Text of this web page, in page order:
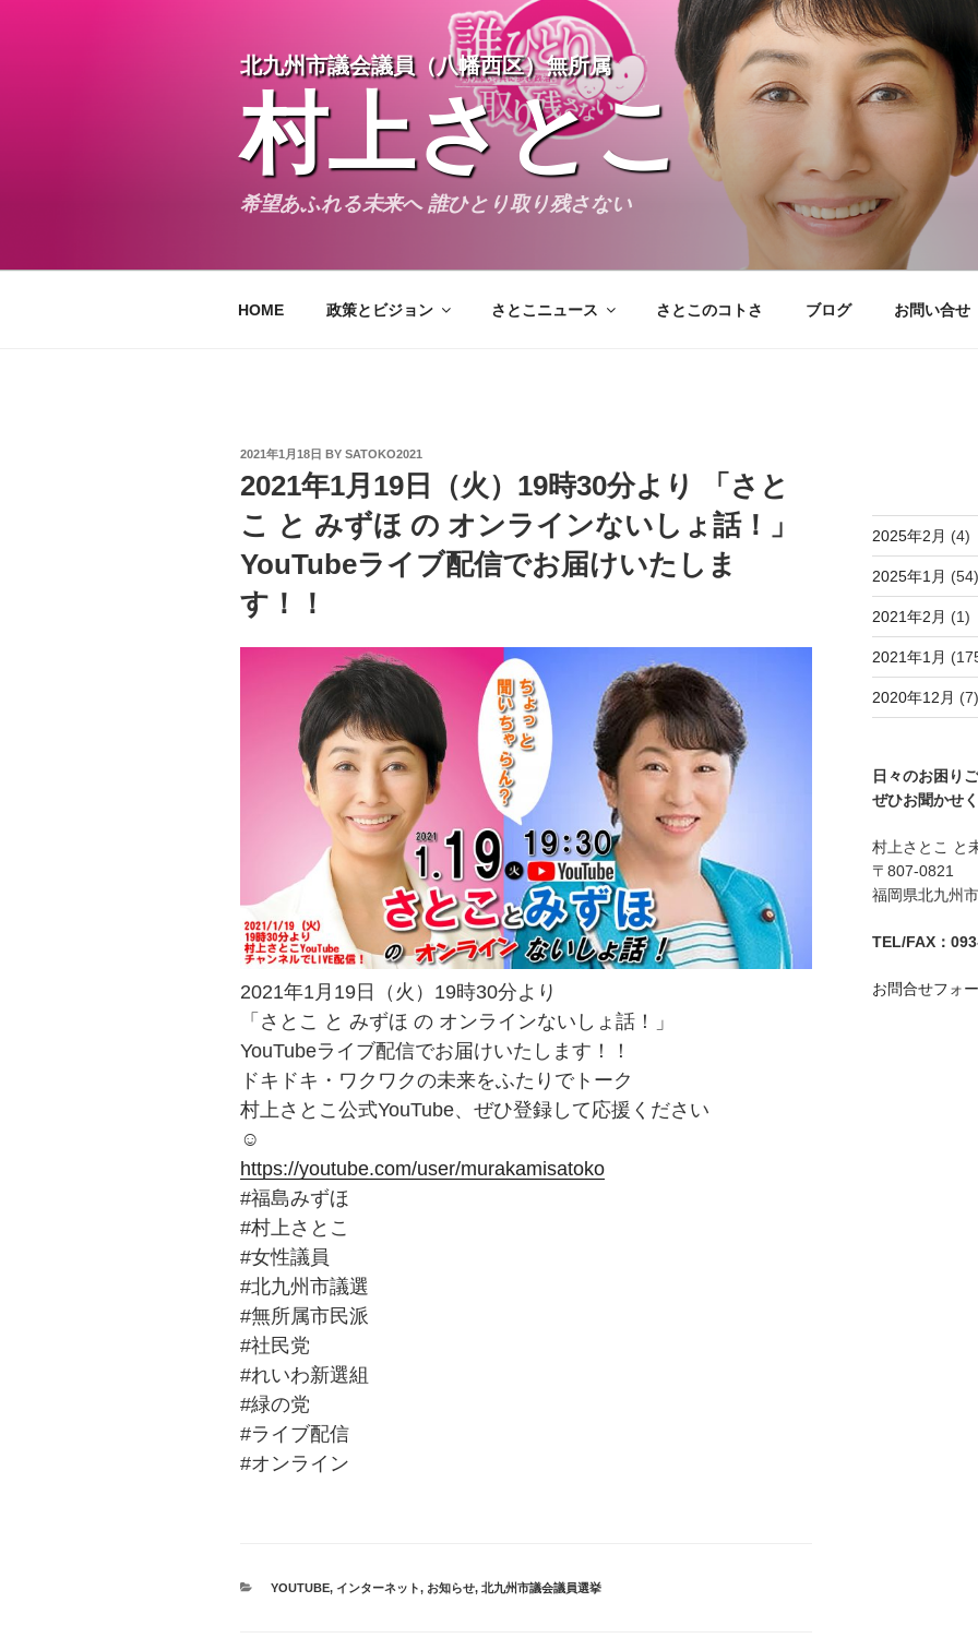
北九州市議会議員（八幡西区）無所属
村上さとこ
希望あふれる未来へ 誰ひとり取り残さない
HOME 政策とビジョン さとこニュース さとこのコトさ ブログ お問い合せ
POSTED
2021年1月18日 BY SATOKO2021
2021年1月19日（火）19時30分より 「さと
こ と みずほ の オンラインないしょ話！」
YouTubeライブ配信でお届けいたしま
す！！
2021年1月19日（火）19時30分より
「さとこ と みずほ の オンラインないしょ話！」
YouTubeライブ配信でお届けいたします！！
ドキドキ・ワクワクの未来をふたりでトーク
村上さとこ公式YouTube、ぜひ登録して応援ください
☺
https://youtube.com/user/murakamisatoko
#福島みずほ
#村上さとこ
#女性議員
#北九州市議選
#無所属市民派
#社民党
#れいわ新選組
#緑の党
#ライブ配信
#オンライン
CATEGORIES
YOUTUBE, インターネット, お知らせ, 北九州市議会議員選挙
2025年2月 (4)
2025年1月 (54)
2021年2月 (1)
2021年1月
2020年12月 (7)
日々のお困り
ぜひお聞かせ
村上さとこ と
〒807-0821
福岡県北九州
TEL/FAX：
お問合せフォ